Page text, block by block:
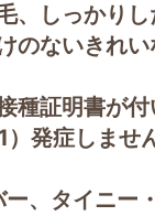
しっかりし
のないきれい
証明書が付
発症しませ
タイニー